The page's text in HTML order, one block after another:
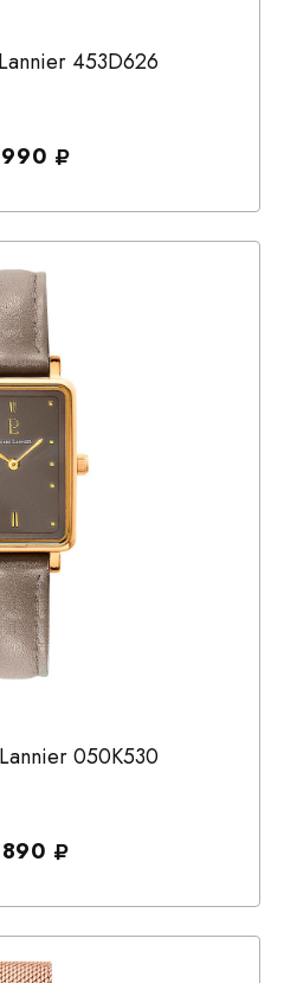
453D626
050K530
890